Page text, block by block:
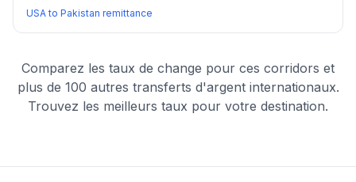
USA to Pakistan remittance
Comparez les taux de change pour ces corridors et
plus de 100 autres transferts d'argent internationaux.
Trouvez les meilleurs taux pour votre destination.